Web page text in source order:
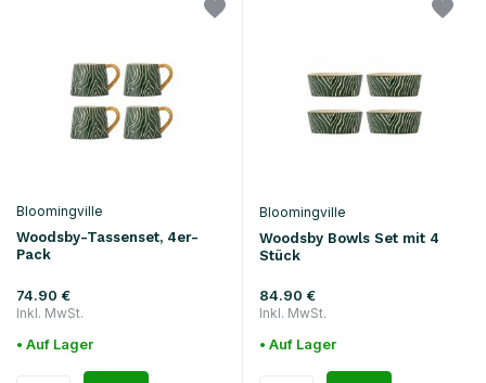
Bloomingville
Woodsby-Tassenset, 4er-
Pack
74.90 €
Inkl. MwSt.
• Auf Lager
Bloomingville
Woodsby Bowls Set mit 4
Stück
84.90 €
Inkl. MwSt.
• Auf Lager